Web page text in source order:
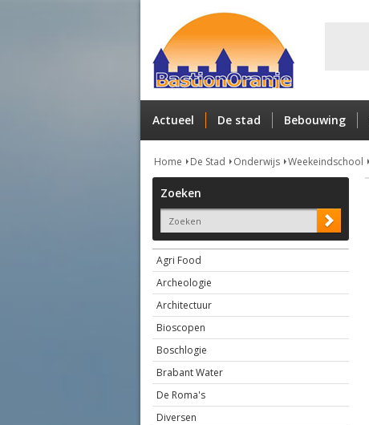
Actueel De stad Bebouwing
Home De Stad Onderwijs Weekeindschool
Zoeken
Agri Food
Archeologie
Architectuur
Bioscopen
Boschlogie
Brabant Water
De Roma's
Diversen